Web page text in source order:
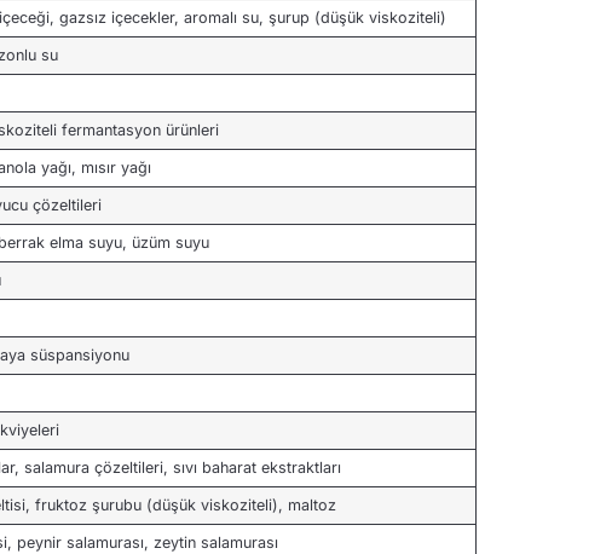
gazsız içecekler, aromalı su, şurup (düşük viskoziteli)
su
fermantasyon ürünleri
yağı, mısır yağı
çözeltileri
elma suyu, üzüm suyu
süspansiyonu
salamura çözeltileri, sıvı baharat ekstraktları
fruktoz şurubu (düşük viskoziteli), maltoz
peynir salamurası, zeytin salamurası